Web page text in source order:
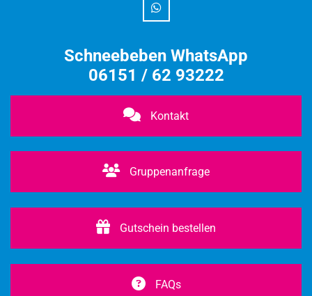
Schneebeben WhatsApp
06151 / 62 93222
Kontakt
Gruppenanfrage
Gutschein bestellen
FAQs